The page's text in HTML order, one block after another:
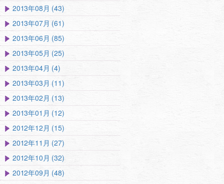
2013年08月 (43)
2013年07月 (61)
2013年06月 (85)
2013年05月 (25)
2013年04月 (4)
2013年03月 (11)
2013年02月 (13)
2013年01月 (12)
2012年12月 (15)
2012年11月 (27)
2012年10月 (32)
2012年09月 (48)